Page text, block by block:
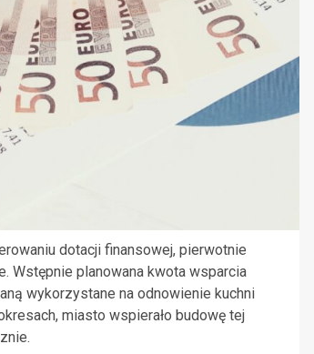
dotacji finansowej, pierwotnie
Wstępnie planowana kwota wsparcia
wykorzystane na odnowienie kuchni
miasto wspierało budowę tej